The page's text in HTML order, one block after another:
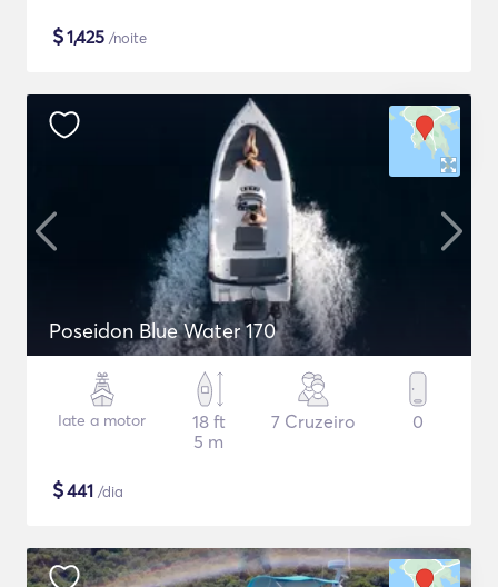
$1,425 /noite
Poseidon Blue Water 170
Iate a motor
18 ft
5 m
7 Cruzeiro 0
$441 /dia